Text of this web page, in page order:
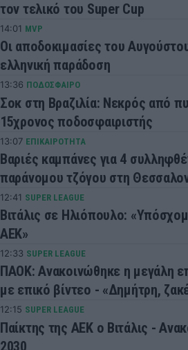
τον τελικό του Super Cup
14:01 MVP
Οι αποδοκιμασίες του
ελληνική παράδοση
13:36 ΠΟΔΟΣΦΑΙΡΟ
Σοκ στη Βραζιλία: Νεκρός από
15χρονος ποδοσφαιριστής
13:07 ΕΠΙΚΑΙΡΟΤΗΤΑ
Βαριές καμπάνες για 4
παράνομου τζόγου στη
12:41 SUPER LEAGUE
Βιτάλις σε Ηλιόπουλο:
ΑΕΚ»
12:33 SUPER LEAGUE
ΠΑΟΚ: Ανακοινώθηκε η μεγάλη
με επικό βίντεο - «Δημήτρη,
12:15 SUPER LEAGUE
Παίκτης της ΑΕΚ ο Βιτάλις -
2030